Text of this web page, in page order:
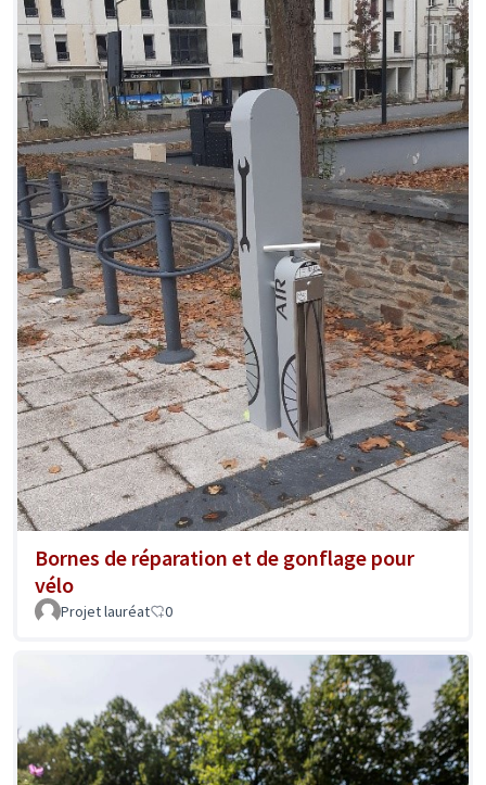
Bornes de réparation et de gonflage pour
vélo
Projet lauréat 0